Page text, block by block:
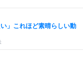
」これほど素晴らしい動